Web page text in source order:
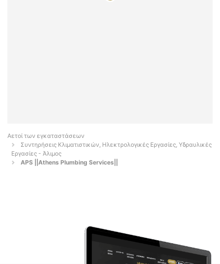
Αετοί των εγκαταστάσεων
Συντηρήσεις Κλιματιστικών, Ηλεκτρολογικές Εργασίες, Υδραυλικές
Εργασίες - Άλιμος
APS ||Athens Plumbing Services||